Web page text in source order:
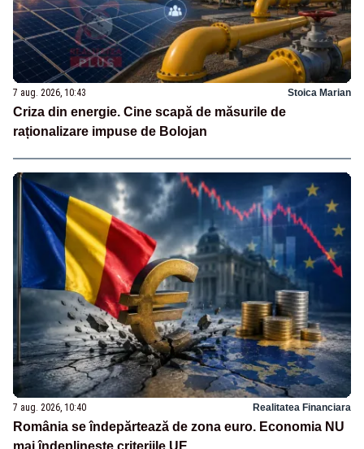
7 aug. 2026, 10:43 Stoica Marian
Criza din energie. Cine scapă de măsurile de
raționalizare impuse de Bolojan
7 aug. 2026, 10:40 Realitatea Financiara
România se îndepărtează de zona euro. Economia NU
mai îndeplinește criteriile UE